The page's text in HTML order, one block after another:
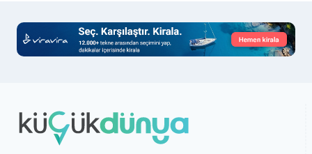
DÜNYANIN
ÇATISI